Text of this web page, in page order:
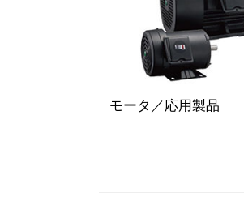
モータ／応用製品